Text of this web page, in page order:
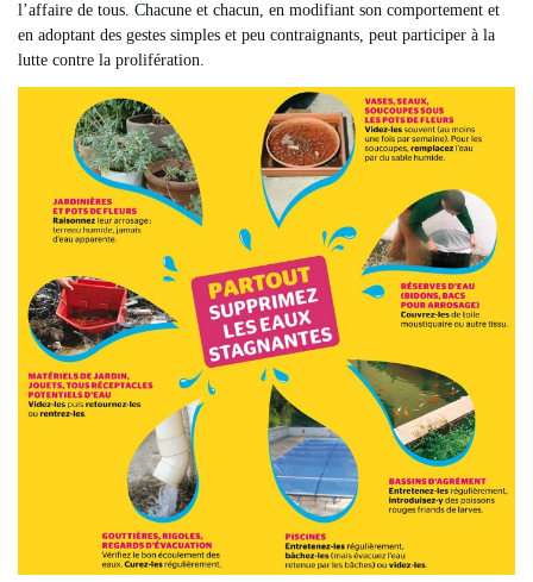
l’affaire de tous. Chacune et chacun, en modifiant son comportement et
en adoptant des gestes simples et peu contraignants, peut participer à la
lutte contre la prolifération.